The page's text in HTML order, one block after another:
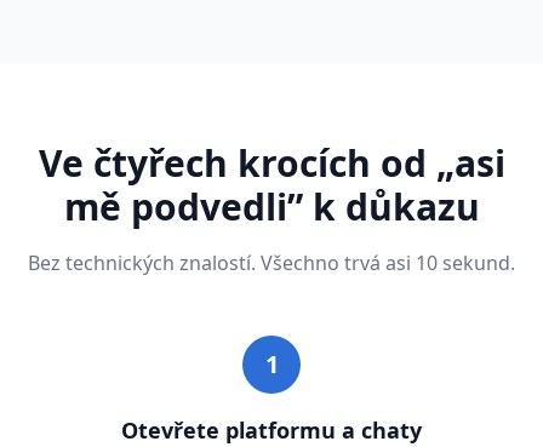
Ve čtyřech krocích od „asi
mě podvedli” k důkazu
Bez technických znalostí. Všechno trvá asi 10 sekund.
1
Otevřete platformu a chaty